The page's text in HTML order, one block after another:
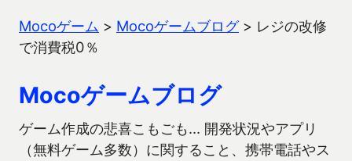
Mocoゲーム > Mocoゲームブログ> レジの改修
で消費税0％
Mocoゲームブログ
ゲーム作成の悲喜こもごも… 開発状況やアプリ
（無料ゲーム多数）に関すること、携帯電話やス